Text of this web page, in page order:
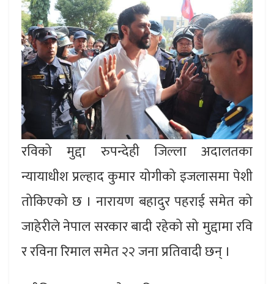
रविको मुद्दा रुपन्देही जिल्ला अदालतका
न्यायाधीश प्रल्हाद कुमार योगीको इजलासमा पेशी
तोकिएको छ । नारायण बहादुर पहराई समेत को
जाहेरीले नेपाल सरकार बादी रहेको सो मुद्दामा रवि
र रविना रिमाल समेत २२ जना प्रतिवादी छन् ।